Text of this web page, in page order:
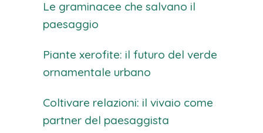
Le graminacee che salvano il
paesaggio
Piante xerofite: il futuro del verde
ornamentale urbano
Coltivare relazioni: il vivaio come
partner del paesaggista